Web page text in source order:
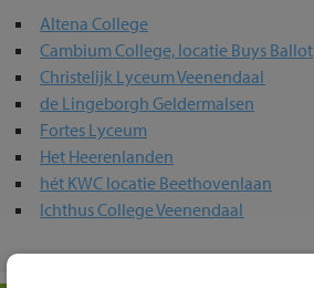
Altena College
Cambium College, locatie Buys Ballot
Christelijk Lyceum Veenendaal
de Lingeborgh Geldermalsen
Fortes Lyceum
Het Heerenlanden
hét KWC locatie Beethovenlaan
Ichthus College Veenendaal